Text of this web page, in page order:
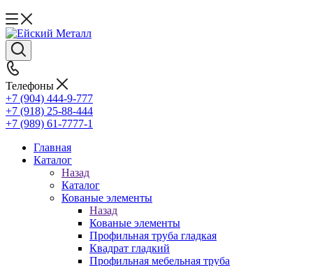
Телефоны
+7 (904) 444-9-777
+7 (918) 25-88-444
+7 (989) 61-7777-1
Главная
Каталог
Назад
Каталог
Кованые элементы
Назад
Кованые элементы
Профильная труба гладкая
Квадрат гладкий
Профильная мебельная труба